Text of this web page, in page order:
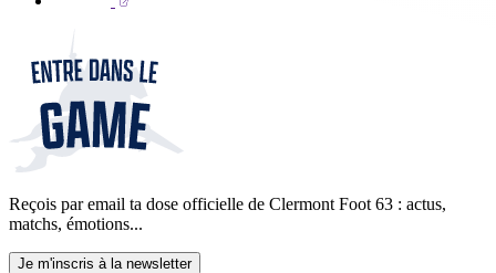
Reçois par email ta dose officielle de Clermont Foot 63 : actus,
matchs, émotions...
Je m'inscris à la newsletter